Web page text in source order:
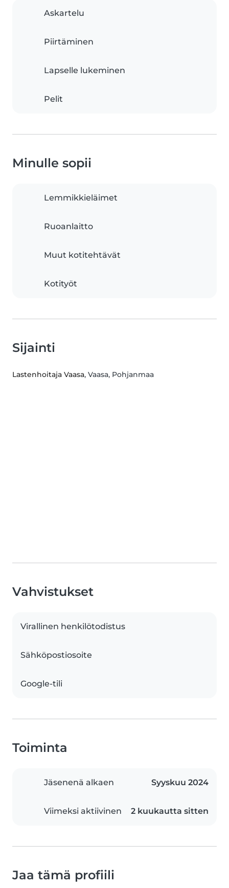
Askartelu
Piirtäminen
Lapselle lukeminen
Pelit
Minulle sopii
Lemmikkieläimet
Ruoanlaitto
Muut kotitehtävät
Kotityöt
Sijainti
Lastenhoitaja Vaasa, Vaasa, Pohjanmaa
Vahvistukset
Virallinen henkilötodistus
Sähköpostiosoite
Google-tili
Toiminta
Jäsenenä alkaen Syyskuu 2024
Viimeksi aktiivinen 2 kuukautta sitten
Jaa tämä profiili